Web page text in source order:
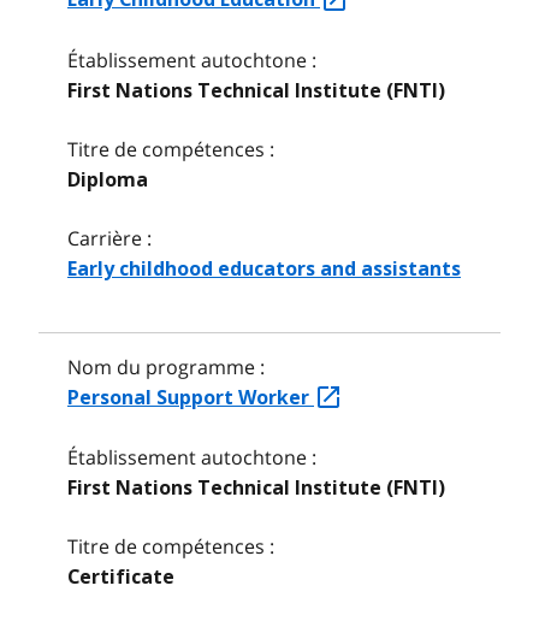
Établissement autochtone :
First Nations Technical Institute (FNTI)
Titre de compétences :
Diploma
Carrière :
Early childhood educators and assistants
Nom du programme :
Personal Support Worker
Établissement autochtone :
First Nations Technical Institute (FNTI)
Titre de compétences :
Certificate